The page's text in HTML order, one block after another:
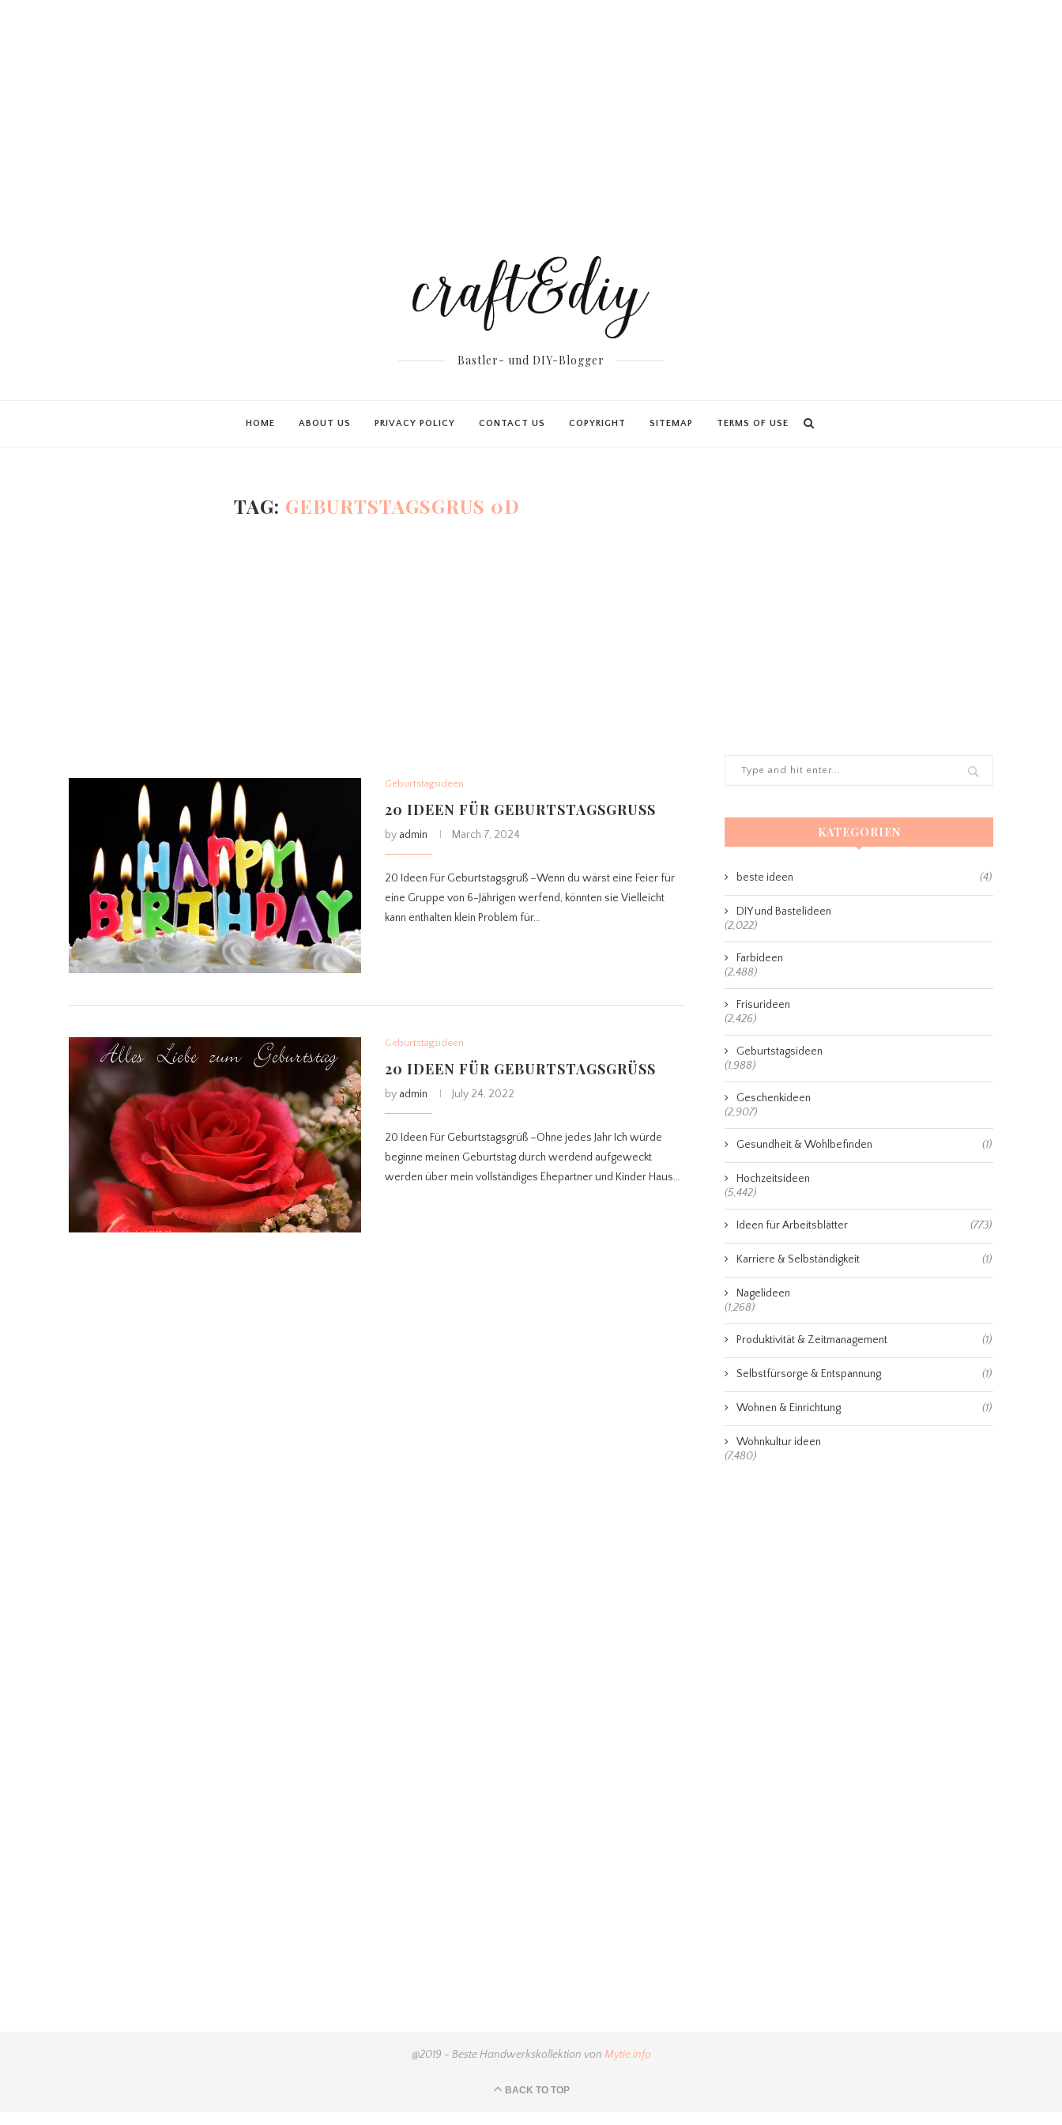
Bastler- und DIY-Blogger
HOME ABOUT US PRIVACY POLICY CONTACT US COPYRIGHT SITEMAP TERMS OF USE
TAG: GEBURTSTAGSGRUS 0D
Geburtstagsideen
20 IDEEN FÜR GEBURTSTAGSGRUSS
by admin March 7, 2024
20 Ideen Für Geburtstagsgruß –Wenn du wärst eine Feier für
eine Gruppe von 6-Jährigen werfend, könnten sie Vielleicht
kann enthalten klein Problem für…
Geburtstagsideen
20 IDEEN FÜR GEBURTSTAGSGRÜSS
by admin July 24, 2022
20 Ideen Für Geburtstagsgrüß –Ohne jedes Jahr Ich würde
beginne meinen Geburtstag durch werdend aufgeweckt
werden über mein vollständiges Ehepartner und Kinder Haus…
KATEGORIEN
beste ideen (4)
DIY und Bastelideen
(2,022)
Farbideen
(2,488)
Frisurideen
(2,426)
Geburtstagsideen
(1,988)
Geschenkideen
(2,907)
Gesundheit & Wohlbefinden (1)
Hochzeitsideen
(5,442)
Ideen für Arbeitsblätter (773)
Karriere & Selbständigkeit (1)
Nagelideen
(1,268)
Produktivität & Zeitmanagement (1)
Selbstfürsorge & Entspannung (1)
Wohnen & Einrichtung (1)
Wohnkultur ideen
(7,480)
@2019 - Beste Handwerkskollektion von Mytie.info
BACK TO TOP